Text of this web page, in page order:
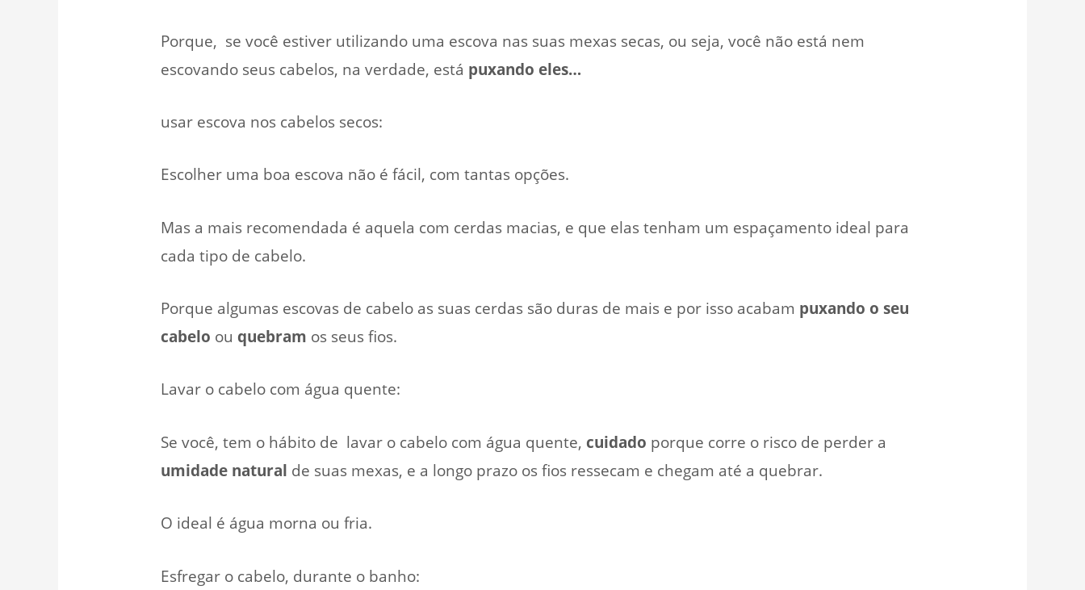
Porque, se você estiver utilizando uma escova nas suas mexas secas, ou seja, você não está nem
escovando seus cabelos, na verdade, está puxando eles…
usar escova nos cabelos secos:
Escolher uma boa escova não é fácil, com tantas opções.
Mas a mais recomendada é aquela com cerdas macias, e que elas tenham um espaçamento ideal para
cada tipo de cabelo.
Porque algumas escovas de cabelo as suas cerdas são duras de mais e por isso acabam puxando o seu
cabelo ou quebram os seus fios.
Lavar o cabelo com água quente:
Se você, tem o hábito de lavar o cabelo com água quente, cuidado porque corre o risco de perder a
umidade natural de suas mexas, e a longo prazo os fios ressecam e chegam até a quebrar.
O ideal é água morna ou fria.
Esfregar o cabelo, durante o banho: